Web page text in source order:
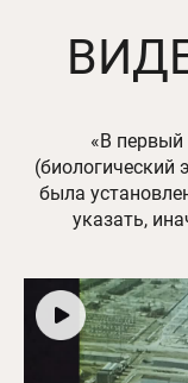
«В первый
(биологический
была
указать,